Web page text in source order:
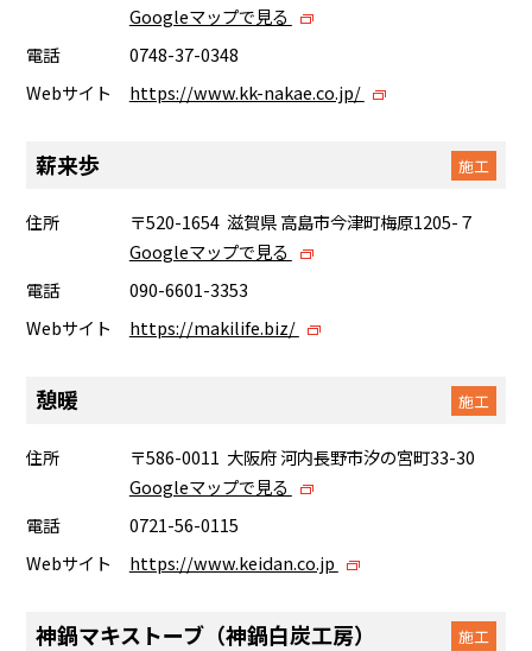
Googleマップで見る
電話
0748-37-0348
Webサイト
https://www.kk-nakae.co.jp/
薪来歩 施工
住所
〒520-1654 滋賀県 高島市今津町梅原1205-７
Googleマップで見る
電話
090-6601-3353
Webサイト
https://makilife.biz/
憩暖 施工
住所
〒586-0011 大阪府 河内長野市汐の宮町33-30
Googleマップで見る
電話
0721-56-0115
Webサイト
https://www.keidan.co.jp
神鍋マキストーブ（神鍋白炭工房） 施工